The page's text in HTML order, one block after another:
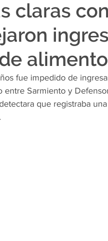
claras
fue impedido de
entre Sarmiento y
que registraba